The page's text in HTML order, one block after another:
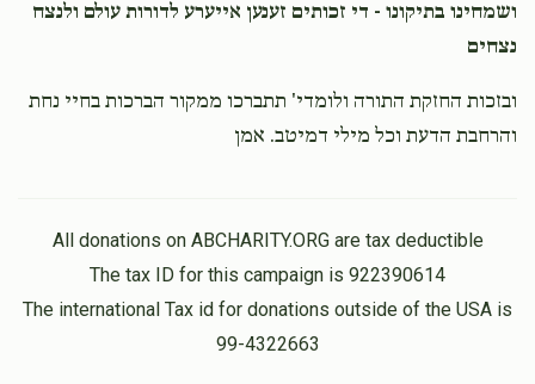
ושמחינו בתיקונו - די זכותים זענען אייערע לדורות עולם ולנצח
נצחים
ובזכות החזקת התורה ולומדי' תתברכו ממקור הברכות בחיי נחת
והרחבת הדעת וכל מילי דמיטב. אמן
All donations on ABCHARITY.ORG are tax deductible
The tax ID for this campaign is 922390614
The international Tax id for donations outside of the USA is
99-4322663